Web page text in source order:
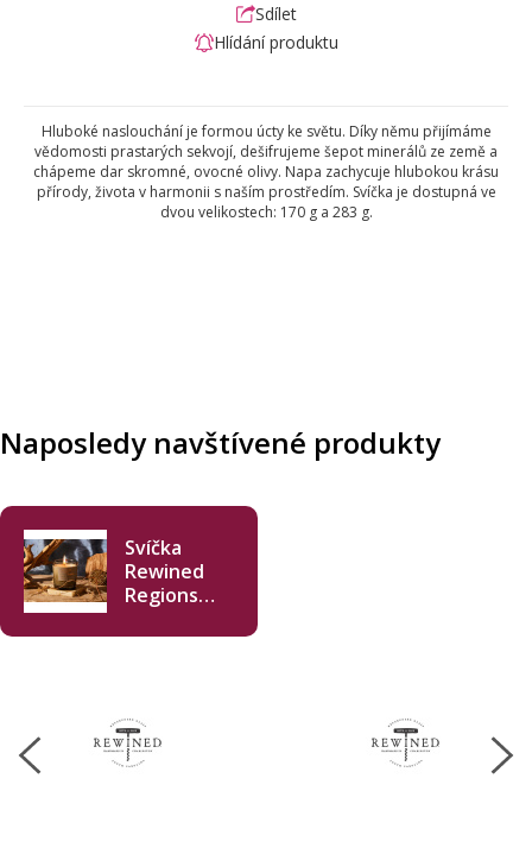
Sdílet
Hlídání produktu
Hluboké naslouchání je formou úcty ke světu. Díky němu přijímáme
vědomosti prastarých sekvojí, dešifrujeme šepot minerálů ze země a
chápeme dar skromné, ovocné olivy. Napa zachycuje hlubokou krásu
přírody, života v harmonii s naším prostředím. Svíčka je dostupná ve
dvou velikostech: 170 g a 283 g.
Naposledy navštívené produkty
Svíčka
Rewined
Regions